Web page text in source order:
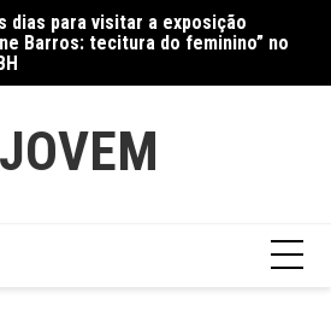
Barros: tecitura do feminino” no
Mangili transforma beleza e
em conexão real nas redes